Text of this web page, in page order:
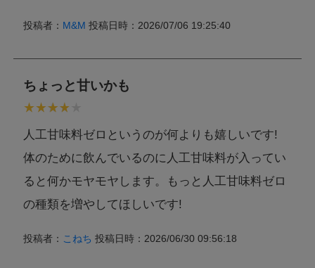
投稿者： M&M 投稿日時：2026/07/06 19:25:40
ちょっと甘いかも
人工甘味料ゼロというのが何よりも嬉しいです!
体のために飲んでいるのに人工甘味料が入ってい
ると何かモヤモヤします。もっと人工甘味料ゼロ
の種類を増やしてほしいです!
投稿者： こねち 投稿日時：2026/06/30 09:56:18